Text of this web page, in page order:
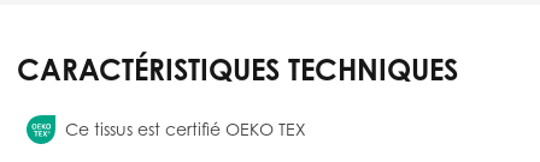
CARACTÉRISTIQUES TECHNIQUES
Ce tissus est certifié OEKO TEX